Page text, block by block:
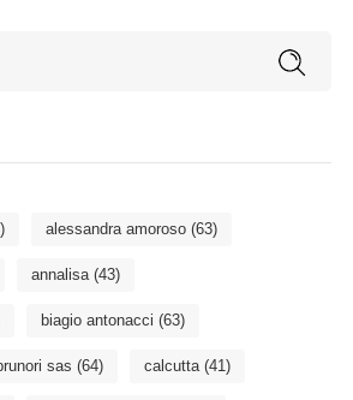
alessandra amoroso(63)
annalisa(43)
biagio antonacci (63)
sas (64) calcutta(41)